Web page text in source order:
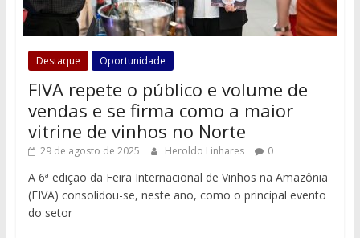
Destaque Oportunidade
FIVA repete o público e volume de
vendas e se firma como a maior
vitrine de vinhos no Norte
29 de agosto de 2025 Heroldo Linhares 0
A 6ª edição da Feira Internacional de Vinhos na Amazônia
(FIVA) consolidou-se, neste ano, como o principal evento
do setor